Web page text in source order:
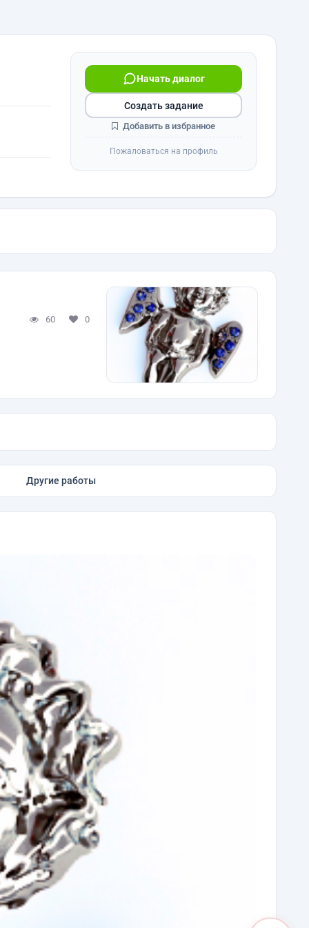
Начать диалог
Создать задание
Добавить в избранное
Пожаловаться на профиль
60 0
Другие работы